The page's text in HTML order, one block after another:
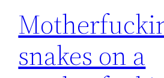
snakes on a